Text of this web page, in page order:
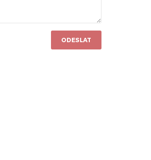
ODESLAT